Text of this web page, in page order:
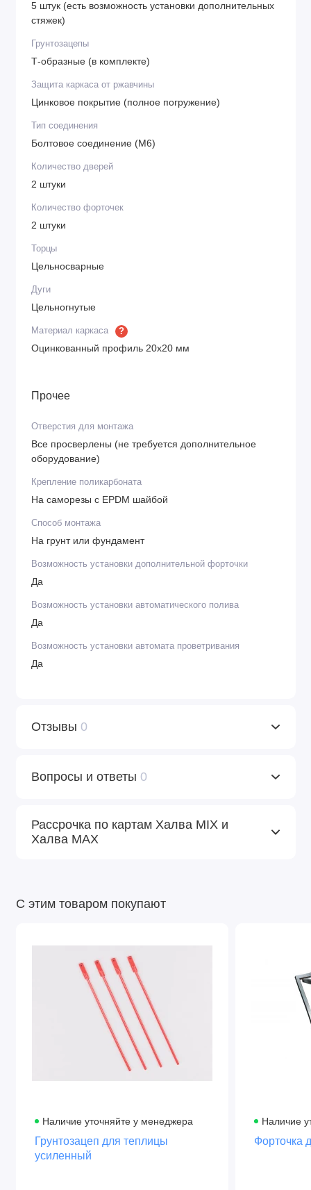
5 штук (есть возможность установки дополнительных
стяжек)
Грунтозацепы
Т-образные (в комплекте)
Защита каркаса от ржавчины
Цинковое покрытие (полное погружение)
Тип соединения
Болтовое соединение (М6)
Количество дверей
2 штуки
Количество форточек
2 штуки
Торцы
Цельносварные
Дуги
Цельногнутые
Материал каркаса
?
Оцинкованный профиль 20х20 мм
Прочее
Отверстия для монтажа
Все просверлены (не требуется дополнительное
оборудование)
Крепление поликарбоната
На саморезы с EPDM шайбой
Способ монтажа
На грунт или фундамент
Возможность установки дополнительной форточки
Да
Возможность установки автоматического полива
Да
Возможность установки автомата проветривания
Да
Отзывы 0
Вопросы и ответы 0
Рассрочка по картам Халва MIX и
Халва MAX
С этим товаром покупают
Наличие уточняйте у менеджера
Грунтозацеп для теплицы
усиленный
Наличие
Форточка